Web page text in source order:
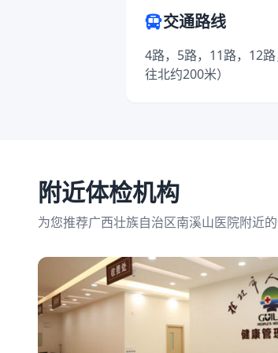
交通路线
4路，5路，11路，12
往北约200米）
附近体检机构
为您推荐广西壮族自治区南溪山医院附近